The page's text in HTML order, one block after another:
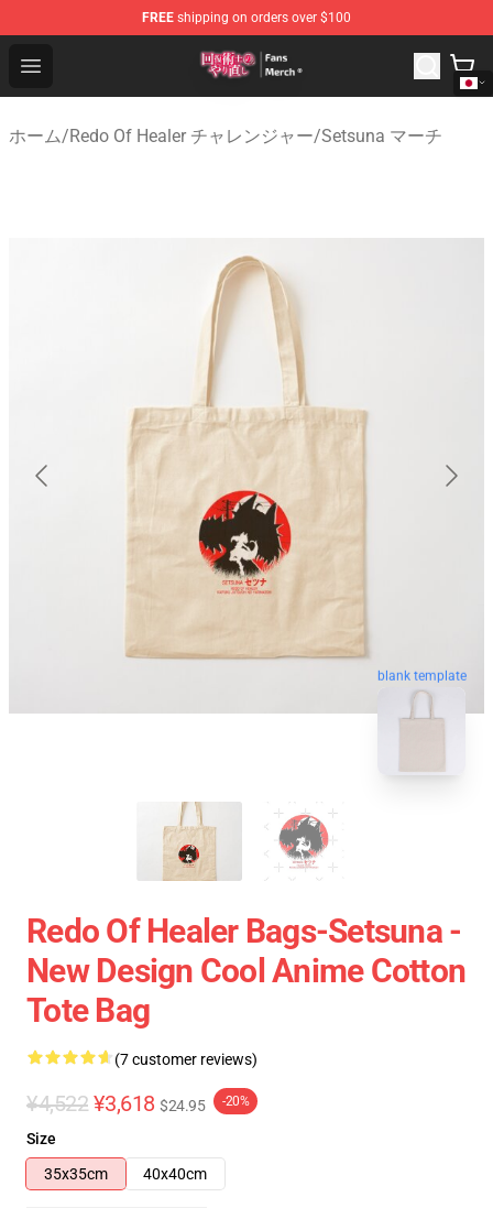
FREE shipping on orders over $100
Open menu
Redo Of Healer Store - Official Redo Of Healer
ホーム/Redo Of Healer チャレンジャー/Setsuna マーチ
blank template
Redo Of Healer Bags-Setsuna -
New Design Cool Anime Cotton
Tote Bag
(7 customer reviews)
¥4,522 ¥3,618 $24.95 -20%
Size
35x35cm
40x40cm